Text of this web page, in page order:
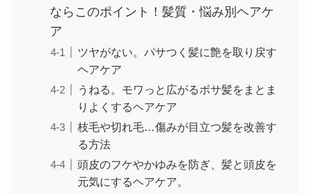
ならこのポイント！髪質・悩み別ヘアケ
ア
ツヤがない。パサつく髪に艶を取り戻す
ヘアケア
うねる。モワっと広がるボサ髪をまとま
りよくするヘアケア
枝毛や切れ毛…傷みが目立つ髪を改善す
る方法
頭皮のフケやかゆみを防ぎ、髪と頭皮を
元気にするヘアケア。